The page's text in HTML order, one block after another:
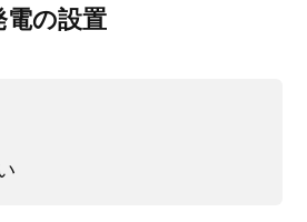
電の設置